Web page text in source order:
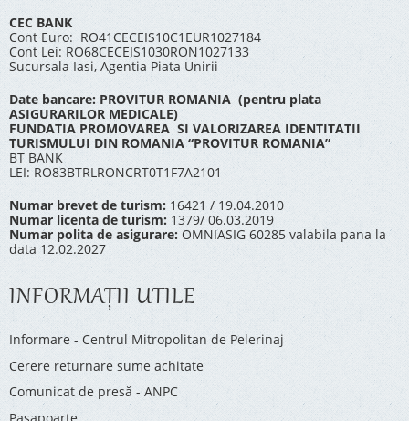
CEC BANK
Cont Euro: RO41CECEIS10C1EUR1027184
Cont Lei: RO68CECEIS1030RON1027133
Sucursala Iasi, Agentia Piata Unirii
Date bancare: PROVITUR ROMANIA (pentru plata
ASIGURARILOR MEDICALE)
FUNDATIA PROMOVAREA SI VALORIZAREA IDENTITATII
TURISMULUI DIN ROMANIA “PROVITUR ROMANIA”
BT BANK
LEI: RO83BTRLRONCRT0T1F7A2101
Numar brevet de turism: 16421 / 19.04.2010
Numar licenta de turism: 1379/ 06.03.2019
Numar polita de asigurare: OMNIASIG 60285 valabila pana la
data 12.02.2027
INFORMAŢII UTILE
Informare - Centrul Mitropolitan de Pelerinaj
Cerere returnare sume achitate
Comunicat de presă - ANPC